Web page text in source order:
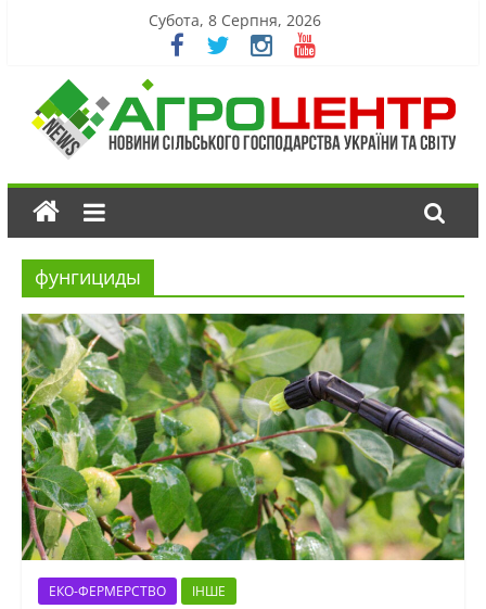
Субота, 8 Серпня, 2026
фунгициды
ЕКО-ФЕРМЕРСТВО ІНШЕ